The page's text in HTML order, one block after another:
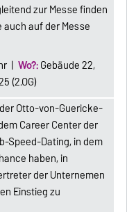
zur Messe finden
auf der Messe
|Wo?:Gebäude 22,
(2.OG)
Otto-von-Guericke-
Career Center der
Speed-Dating, in dem
haben, in
der Unternemen
Einstieg zu